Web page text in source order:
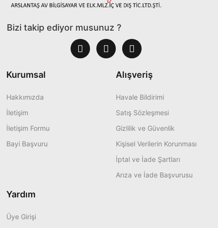
Bizi takip ediyor musunuz ?
Kurumsal
Hakkımızda
İletişim
İletişim Formu
Bayi Başvuru
Alışveriş
Havale Bildirimi
Satış Sözleşmesi
Gizlilik ve Güvenlik
Kişisel Verilerin Korunması
İptal ve İade Şartları
Arıza ve İade Başvurusu
Yardım
Üye Girişi